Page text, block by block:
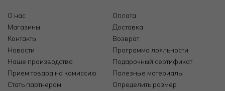
О нас
Магазины
Контакты
Новости
Наше производство
Прием товара на комиссию
Стать партнером
Оплата
Доставка
Возврат
Программа лояльности
Подарочный сертификат
Полезные материалы
Определить размер